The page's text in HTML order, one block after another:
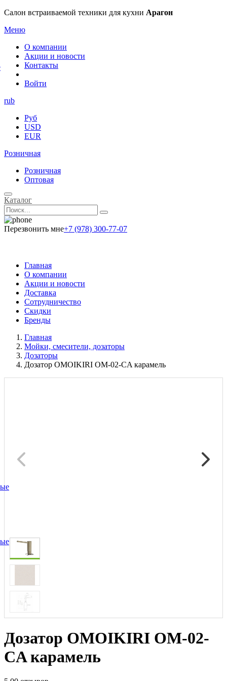
Салон встраиваемой техники для кухни Арагон
Меню
О компании
Акции и новости
Контакты
Войти
rub
Руб
USD
EUR
Розничная
Розничная
Оптовая
Каталог
Перезвонить мне+7 (978) 300-77-07
Главная
О компании
Акции и новости
Доставка
Сотрудничество
Скидки
Бренды
Главная
Мойки, смесители, дозаторы
Дозаторы
Дозатор OMOIKIRI OM-02-CA карамель
Дозатор OMOIKIRI OM-02-
CA карамель